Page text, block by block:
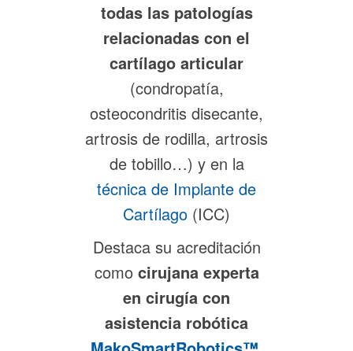
todas las patologías
relacionadas con el
cartílago articular
(condropatía,
osteocondritis disecante,
artrosis de rodilla, artrosis
de tobillo…) y en la
técnica de Implante de
Cartílago (ICC)
Destaca su acreditación
como cirujana experta
en cirugía con
asistencia robótica